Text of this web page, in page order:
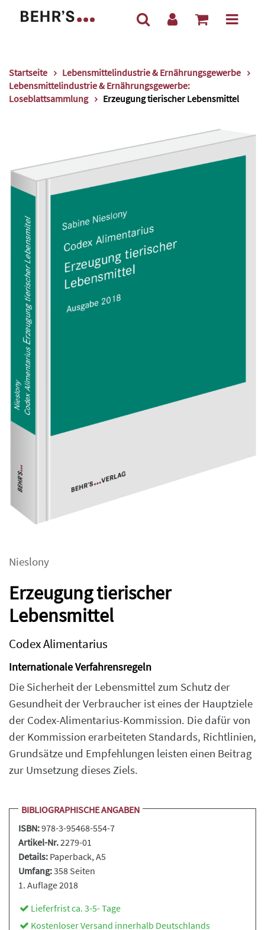
Startseite
Lebensmittelindustrie & Ernährungsgewerbe
Lebensmittelindustrie & Ernährungsgewerbe:
Loseblattsammlung
Erzeugung tierischer Lebensmittel
Nieslony
Erzeugung tierischer
Lebensmittel
Codex Alimentarius
Internationale Verfahrensregeln
Die Sicherheit der Lebensmittel zum Schutz der
Gesundheit der Verbraucher ist eines der Hauptziele
der Codex-Alimentarius-Kommission. Die dafür von
der Kommission erarbeiteten Standards, Richtlinien,
Grundsätze und Empfehlungen leisten einen Beitrag
zur Umsetzung dieses Ziels.
BIBLIOGRAPHISCHE ANGABEN
ISBN:978-3-95468-554-7
Artikel-Nr.2279-01
Details: Paperback, A5
Umfang:358 Seiten
1. Auflage 2018
Lieferfrist ca. 3-5- Tage
Kostenloser Versand innerhalb Deutschlands